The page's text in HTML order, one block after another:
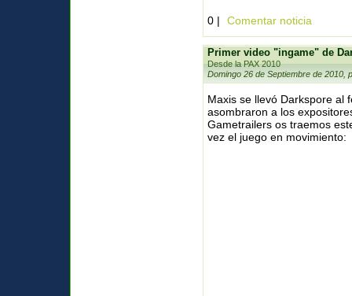
0 | Comentar noticia
Primer video "ingame" de
Desde la PAX 2010
Domingo 26 de Septiembre de 2010,
Maxis se llevó Darkspore al
asombraron a los
Gametrailers os traemos
vez el juego en movimiento: